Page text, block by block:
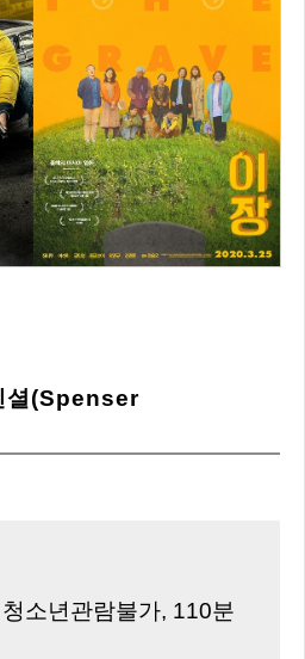
셜(Spenser
소년관람불가, 110분